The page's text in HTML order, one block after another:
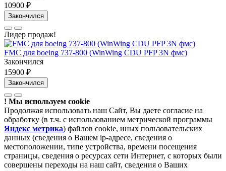
10900 ₽
Закончился
Лидер продаж!
FMC для boeing 737-800 (WinWing CDU PFP 3N фмс)
Закончился
15900 ₽
Закончился
! Мы используем cookie
Продолжая использовать наш Сайт, Вы даете согласие на
обработку (в т.ч. с использованием метрической программы
Яндекс метрика) файлов cookie, иных пользовательских
данных (сведения о Вашем ip-адресе, сведения о
местоположении, типе устройства, времени посещения
страницы, сведения о ресурсах сети Интернет, с которых были
совершены переходы на наш сайт, сведения о Ваших